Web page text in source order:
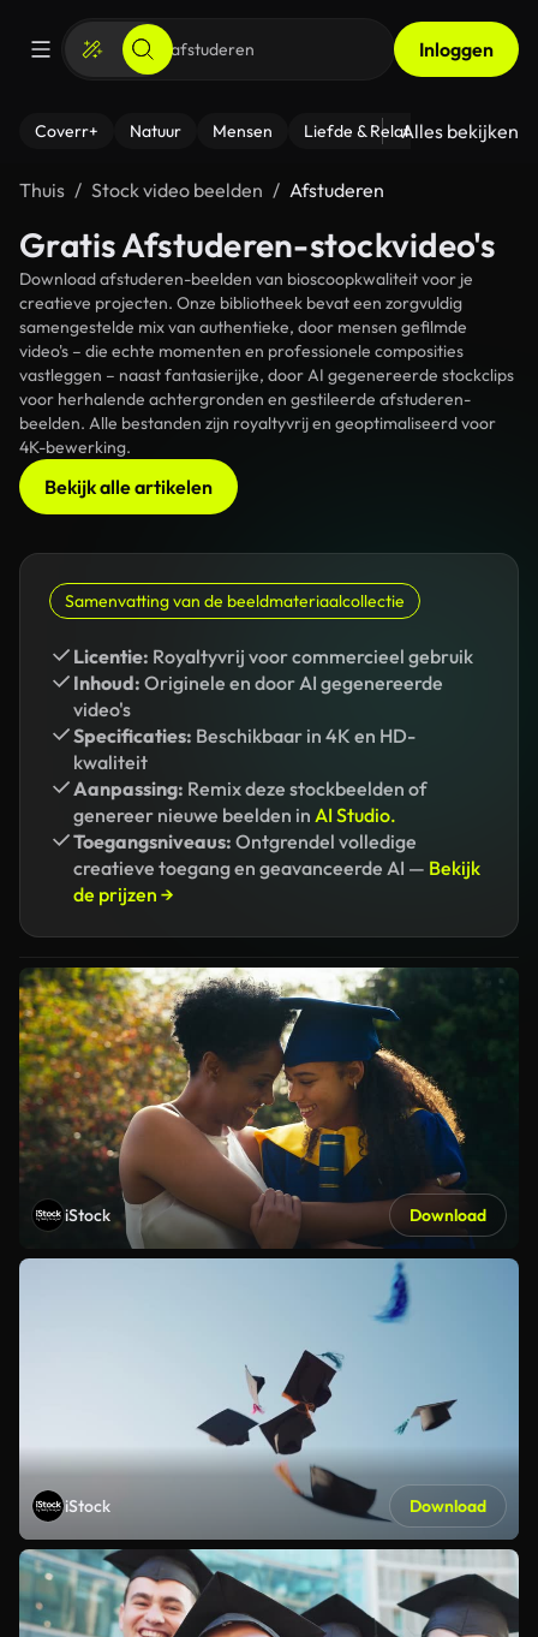
Inloggen
Coverr+ Natuur Mensen Liefde & Relaties - Fitness
Alles bekijken
Thuis Stock video beelden Afstuderen
Gratis Afstuderen-stockvideo's
Download afstuderen-beelden van bioscoopkwaliteit voor je
creatieve projecten. Onze bibliotheek bevat een zorgvuldig
samengestelde mix van authentieke, door mensen gefilmde
video's – die echte momenten en professionele composities
vastleggen – naast fantasierijke, door AI gegenereerde stockclips
voor herhalende achtergronden en gestileerde afstuderen-
beelden. Alle bestanden zijn royaltyvrij en geoptimaliseerd voor
4K-bewerking.
Bekijk alle artikelen
Samenvatting van de beeldmateriaalcollectie
Licentie: Royaltyvrij voor commercieel gebruik
Inhoud: Originele en door AI gegenereerde
video's
Specificaties: Beschikbaar in 4K en HD-
kwaliteit
Aanpassing: Remix deze stockbeelden of
genereer nieuwe beelden in AI Studio.
Toegangsniveaus: Ontgrendel volledige
creatieve toegang en geavanceerde AI — Bekijk
de prijzen →
iStock Download
iStock Download